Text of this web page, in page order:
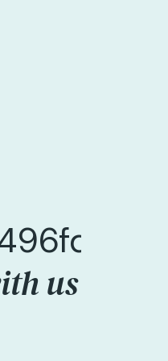
us